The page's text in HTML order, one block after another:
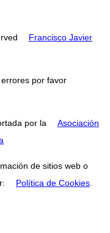
Francisco Javier
por favor
por la
Asociación
de sitios web o
Política de Cookies